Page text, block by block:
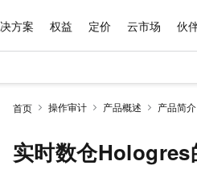
方案 权益 定价 云市场 伙
首页 操作审计 产品概述 产品简介
实时数仓Hologres
千问AI平台
选产品
大模型服务与应用平台
选解决方案
上传文档即自动完成翻译和格式还原
惠上云
云服务器38元/年起，超值低价云产品抢先购
品定价
了解云产品的定价详情
云上成本管理
选商城
多端小程序
为销售伙伴
咨询伙伴
前咨询
售后服务
什么选择阿里云
技术领先